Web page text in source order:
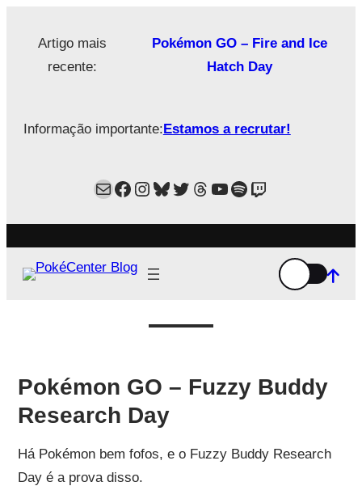
Artigo mais
recente:
Pokémon GO – Fire and Ice
Hatch Day
Informação importante:Estamos a recrutar!
MailFacebook
Instagram
Bluesky
Twitter
Estamos no Threads!
YouTube
Spotify
Twitch
Pokémon GO – Fuzzy Buddy
Research Day
Há Pokémon bem fofos, e o Fuzzy Buddy Research
Day é a prova disso.